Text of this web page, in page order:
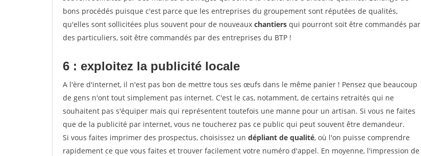
bons procédés puisque c'est parce que les entreprises du groupement sont réputées de qualités,
qu'elles sont sollicitées plus souvent pour de nouveaux chantiers qui pourront soit être commandés par
des particuliers, soit être commandés par des entreprises du BTP !
6 : exploitez la publicité locale
A l'ère d'internet, il n'est pas bon de mettre tous ses œufs dans le même panier ! Pensez que beaucoup
de gens n'ont tout simplement pas internet. C'est le cas, notamment, de certains retraités qui ne
souhaitent pas s'équiper mais qui représentent toutefois une manne pour un artisan. Si vous ne faites
que de la publicité par internet, vous ne toucherez pas ce public qui peut souvent être demandeur.
Si vous faites imprimer des prospectus, choisissez un dépliant de qualité, où l'on puisse comprendre
rapidement ce que vous faites et trouver facilement votre numéro d'appel. En moyenne, l'impression de